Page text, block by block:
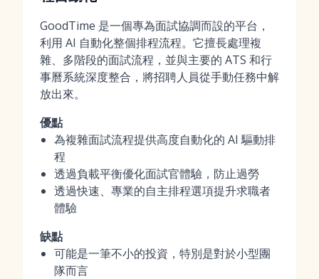
GoodTime 是一個專為面試協調而設的平台，
利用 AI 自動化整個排程流程。它擅長處理複
雜、多階段的面試流程，並與主要的 ATS 和行
事曆系統深度整合，將招聘人員從手動任務中解
放出來。
優點
為複雜面試流程提供高度自動化的 AI 驅動排
程
透過負載平衡優化面試官體驗，防止過勞
透過快速、專業的自主排程選項提升求職者
體驗
缺點
可能是一筆不小的投資，特別是對於小型團
隊而言